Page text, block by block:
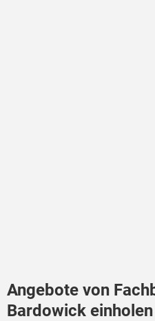
Angebote von
Bardowick einholen